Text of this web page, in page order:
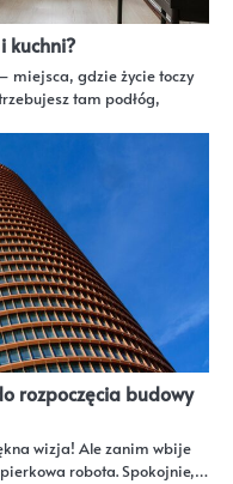
kuchni?
miejsca, gdzie życie toczy
tam podłóg,
rozpoczęcia budowy
wizja! Ale zanim wbije
robota. Spokojnie,…